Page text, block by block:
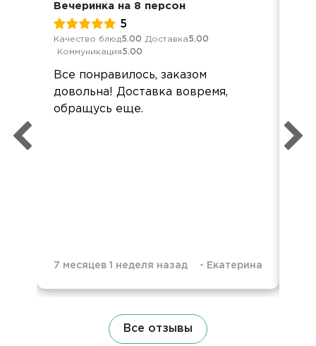
Вечеринка на 8 персон
5
Качество блюд5.00 Доставка5.00
Коммуникация5.00
Все понравилось, заказом
довольна! Доставка вовремя,
обращусь еще.
7 месяцев 1 неделя назад - Екатерина
Все отзывы